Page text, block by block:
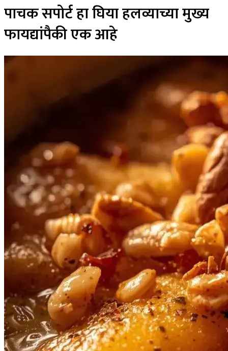
पाचक सपोर्ट हा घिया हलव्याच्या मुख्य
फायद्यांपैकी एक आहे